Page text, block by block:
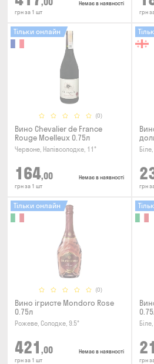
грн за 1 шт
Немає в наявності
грн
(0)
Тільки онлайн
Вино Chevalier de France
Rouge Moelleux 0.75л
Червоне, Напівсолодке, 11°
164,00
грн за 1 шт
Немає в наявності
грн
(0)
Тільки онлайн
Вино ігристе Mondoro Rose
0.75л
Рожеве, Солодке, 9.5°
421 ,00
грн за 1 шт
Немає в наявності
грн